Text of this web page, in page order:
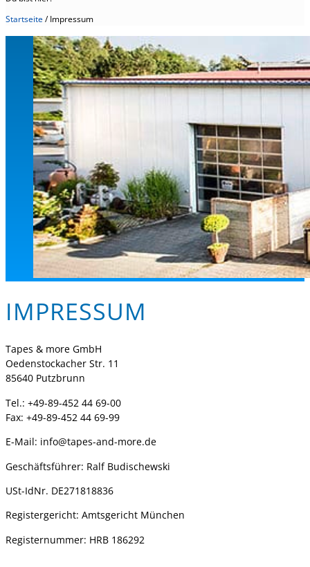
Startseite/Impressum
IMPRESSUM
Tapes & more GmbH
Oedenstockacher Str. 11
85640 Putzbrunn
Tel.: +49-89-452 44 69-00
Fax: +49-89-452 44 69-99
E-Mail: info@tapes-and-more.de
Geschäftsführer: Ralf Budischewski
USt-IdNr. DE271818836
Registergericht: Amtsgericht München
Registernummer: HRB 186292